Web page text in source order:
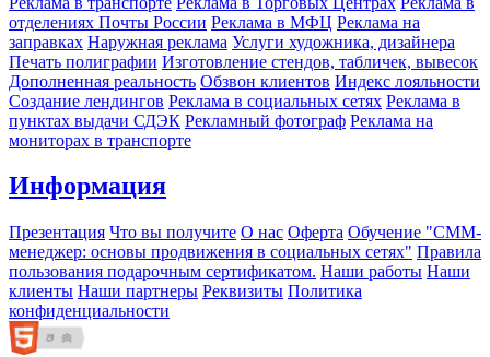
отделениях Почты России Реклама в МФЦ Реклама на
заправках Наружная реклама Услуги художника, дизайнера
Печать полиграфии Изготовление стендов, табличек, вывесок
Дополненная реальность Обзвон клиентов Индекс лояльности
Создание лендингов Реклама в социальных сетях Реклама в
пунктах выдачи СДЭК Рекламный фотограф Реклама на
мониторах в транспорте
Информация
Презентация Что вы получите О нас Оферта Обучение "СМM-
менеджер: основы продвижения в социальных сетях" Правила
пользования подарочным сертификатом. Наши работы Наши
клиенты Наши партнеры Реквизиты Политика
конфиденциальности